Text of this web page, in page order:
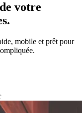
votre
mobile et prêt pour